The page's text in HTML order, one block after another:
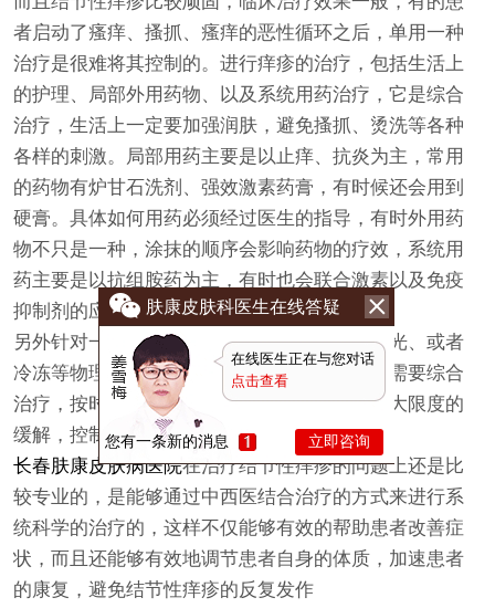
者启动了瘙痒、搔抓、瘙痒的恶性循环之后，单用一种
治疗是很难将其控制的。进行痒疹的治疗，包括生活上
的护理、局部外用药物、以及系统用药治疗，它是综合
治疗，生活上一定要加强润肤，避免搔抓、烫洗等各种
各样的刺激。局部用药主要是以止痒、抗炎为主，常用
的药物有炉甘石洗剂、强效激素药膏，有时候还会用到
硬膏。具体如何用药必须经过医生的指导，有时外用药
物不只是一种，涂抹的顺序会影响药物的疗效，系统用
药主要是以抗组胺药为主，有时也会联合激素以及免疫
抑制剂的应用。
另外针对一些病情非常顽固的，还可以选择激光、或者
冷冻等物理治疗。总而言之结节性痒疹的治疗需要综合
治疗，按时遵医嘱用药以及护肤，才能达到最大限度的
缓解，控制住病情。
长春肤康皮肤病医院在治疗结节性痒疹的问题上还是比
较专业的，是能够通过中西医结合治疗的方式来进行系
统科学的治疗的，这样不仅能够有效的帮助患者改善症
状，而且还能够有效地调节患者自身的体质，加速患者
的康复，避免结节性痒疹的反复发作
肤康皮肤科医生在线答疑
在线医生正在与您对话
点击查看
您有一条新的消息 立即咨询